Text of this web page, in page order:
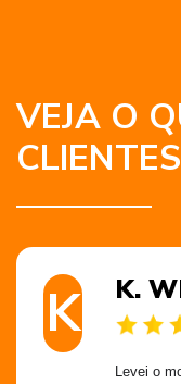
VEJA O
K K.
Levei o